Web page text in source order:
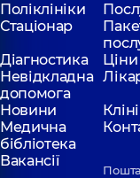
Поліклініки
Стаціонар
Діагностика
Ціни
Невідкладна
допомога
Новини
Медична
бібліотека
Вакансії